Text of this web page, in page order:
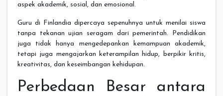
aspek akademik, sosial, dan emosional.
Guru di Finlandia dipercaya sepenuhnya untuk menilai siswa
tanpa tekanan ujian seragam dari pemerintah. Pendidikan
juga tidak hanya mengedepankan kemampuan akademik,
tetapi juga mengajarkan keterampilan hidup, berpikir kritis,
kreativitas, dan keseimbangan kehidupan.
Perbedaan Besar antara